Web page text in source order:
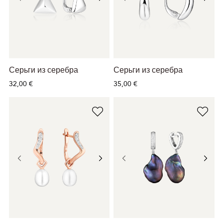
Серьги из серебра
32,00 €
Серьги из серебра
35,00 €